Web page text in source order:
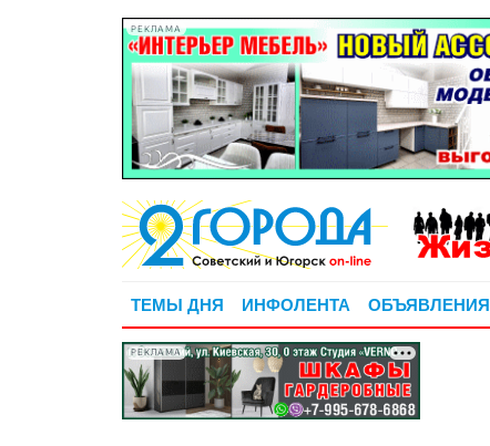
РЕКЛАМА
ТЕМЫ ДНЯ ИНФОЛЕНТА ОБЪЯВЛЕНИЯ
РЕКЛАМА